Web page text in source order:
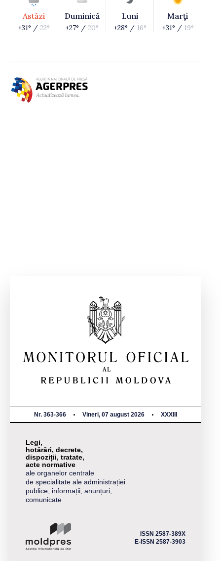
Astăzi
+31° / 22°
Duminică
+27° / 20°
Luni
+28° / 16°
Marţi
+31° / 19°
Nr. 363-366 Vineri, 07 august 2026 XXXIII
Legi,
hotărâri, decrete,
dispoziții, tratate,
acte normative
ale organelor centrale
de specialitate ale administrației
publice, informații, anunțuri,
comunicate
ISSN 2587-389X
E-ISSN 2587-3903